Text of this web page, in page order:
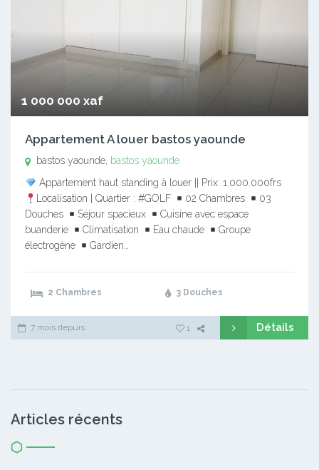
1 000 000 xaf
Appartement A louer bastos yaounde
bastos yaounde, bastos yaounde
Appartement haut standing à louer || Prix: 1.000.000frs
Localisation | Quartier : #GOLF
02 Chambres
03
Douches
Séjour spacieux
Cuisine avec espace
buanderie
Climatisation Eau chaude
Groupe
électrogène
Gardien…
2 Chambres 3 Douches
7 mois depuis 1 Détails
Articles récents